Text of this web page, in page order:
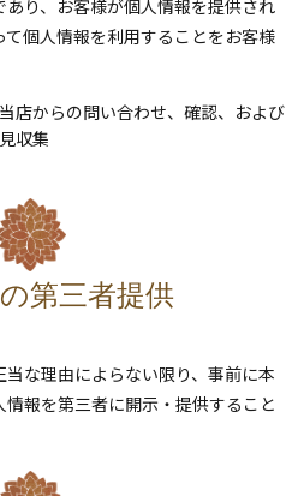
り、お客様が個人情報を提供され
個人情報を利用することをお客様
店からの問い合わせ、確認、および
収集
第三者提供
な理由によらない限り、事前に本
報を第三者に開示・提供すること